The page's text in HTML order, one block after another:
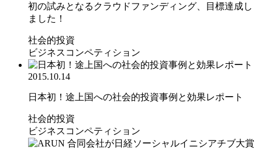
初の試みとなるクラウドファンディング、目標達成し
ました！
社会的投資
ビジネスコンペティション
2015.10.14
日本初！途上国への社会的投資事例と効果レポート
社会的投資
ビジネスコンペティション